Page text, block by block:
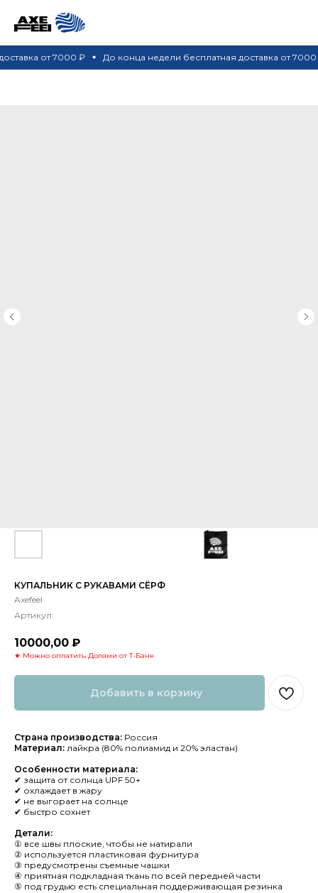
от 7000 ₽ До конца недели бесплатная доставка от 7000 ₽
КУПАЛЬНИК С РУКАВАМИ СЁРФ
Axefeel
Артикул:
10000,00 ₽
★ Можно оплатить Долями от Т-Банк
Добавить в корзину
Страна производства: Россия
Материал: лайкра (80% полиамид и 20% эластан)
Особенности материала:
✔ защита от солнца UPF 50+
✔ охлаждает в жару
✔ не выгорает на солнце
✔ быстро сохнет
Детали:
① все швы плоские, чтобы не натирали
② используется пластиковая фурнитура
③ предусмотрены съемные чашки
④ приятная подкладная ткань по всей передней части
⑤ под грудью есть специальная поддерживающая резинка